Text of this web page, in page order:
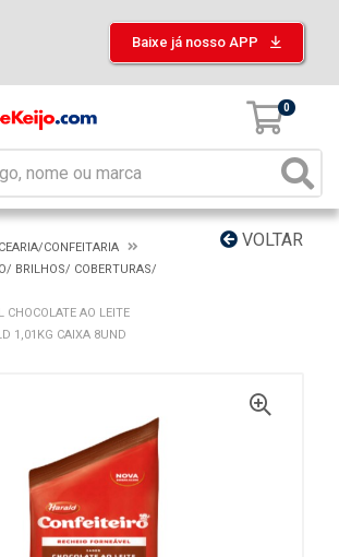
Baixe já nosso APP
0
VOLTAR
CONFEITARIA
BRILHOS/ COBERTURAS/
CHOCOLATE AO LEITE
1,01KG CAIXA 8UND